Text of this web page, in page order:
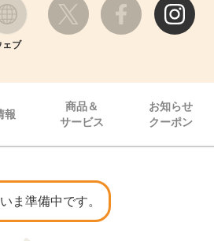
ェブ
報
商品＆
サービス
お知らせ
クーポン
ま準備中です。